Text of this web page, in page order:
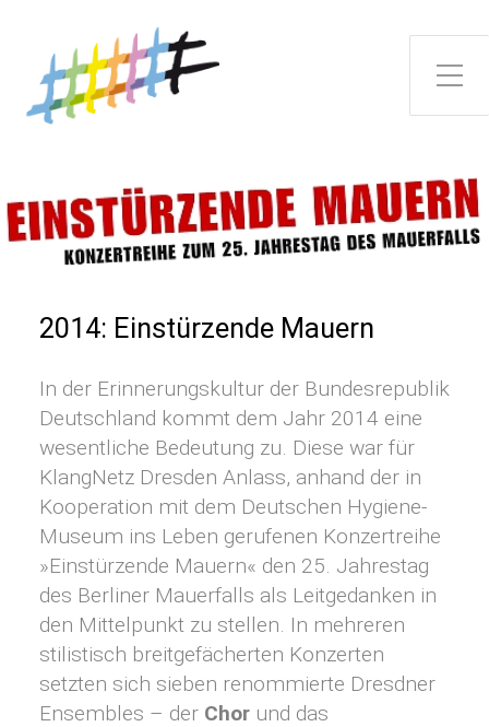
Toggle Side Menu
2014: Einstürzende Mauern
In der Erinnerungskultur der Bundesrepublik
Deutschland kommt dem Jahr 2014 eine
wesentliche Bedeutung zu. Diese war für
KlangNetz Dresden Anlass, anhand der in
Kooperation mit dem Deutschen Hygiene-
Museum ins Leben gerufenen Konzertreihe
»Einstürzende Mauern« den 25. Jahrestag
des Berliner Mauerfalls als Leitgedanken in
den Mittelpunkt zu stellen. In mehreren
stilistisch breitgefächerten Konzerten
setzten sich sieben renommierte Dresdner
Ensembles – der Chor und das